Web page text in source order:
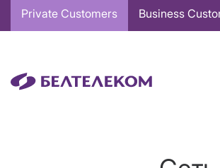
Основная
навигация
Private Customers Business